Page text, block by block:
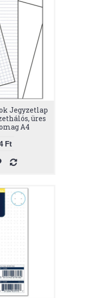
Jegyzetlap
üres
A4
Ft